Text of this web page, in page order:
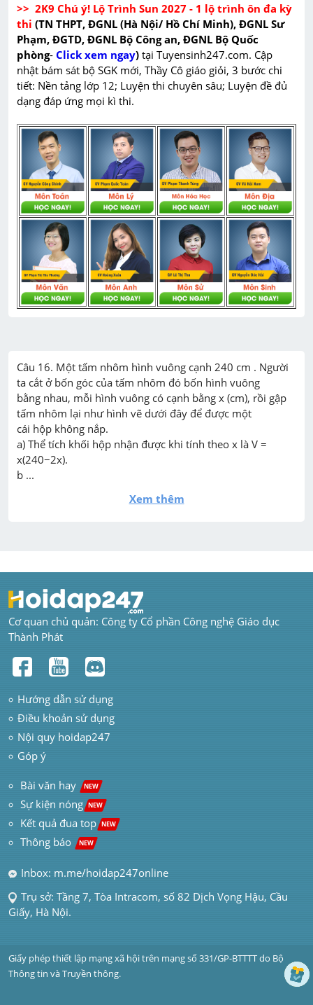
>>  2K9 Chú ý! Lộ Trình Sun 2027 - 1 lộ trình ôn đa kỳ
thi (TN THPT, ĐGNL (Hà Nội/ Hồ Chí Minh), ĐGNL Sư
Phạm, ĐGTD, ĐGNL Bộ Công an, ĐGNL Bộ Quốc
phòng- Click xem ngay) tại Tuyensinh247.com. Cập
nhật bám sát bộ SGK mới, Thầy Cô giáo giỏi, 3 bước chi
tiết: Nền tảng lớp 12; Luyện thi chuyên sâu; Luyện đề đủ
dạng đáp ứng mọi kì thi.
Câu 16. Một tấm nhôm hình vuông cạnh 240 cm . Người
ta cắt ở bốn góc của tấm nhôm đó bốn hình vuông
bằng nhau, mỗi hình vuông có cạnh bằng x (cm), rồi gập
tấm nhôm lại như hình vẽ dưới đây để được một
cái hộp không nắp.
a) Thể tích khối hộp nhận được khi tính theo x là V =
x(240−2x).
b ...
Xem thêm
Cơ quan chủ quản: Công ty Cổ phần Công nghệ Giáo dục
Thành Phát
Hướng dẫn sử dụng
Điều khoản sử dụng
Nội quy hoidap247
Góp ý
Bài văn hay NEW
Sự kiện nóng NEW
Kết quả đua top NEW
Thông báo NEW
Inbox: m.me/hoidap247online
Trụ sở: Tầng 7, Tòa Intracom, số 82 Dịch Vọng Hậu, Cầu
Giấy, Hà Nội.
Giấy phép thiết lập mạng xã hội trên mạng số 331/GP-BTTTT do Bộ
Thông tin và Truyền thông.